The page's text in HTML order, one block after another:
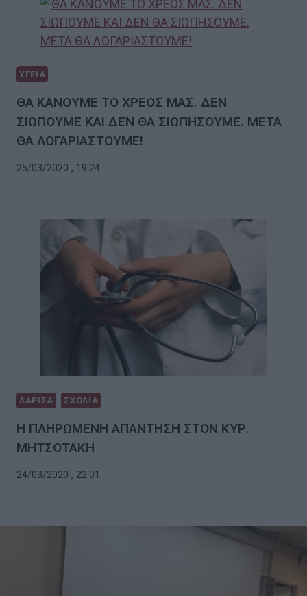
ΥΓΕΙΑ
ΘΑ ΚΑΝΟΥΜΕ ΤΟ ΧΡΕΟΣ ΜΑΣ. ΔΕΝ
ΣΙΩΠΟΥΜΕ ΚΑΙ ΔΕΝ ΘΑ ΣΙΩΠΗΣΟΥΜΕ. ΜΕΤΑ
ΘΑ ΛΟΓΑΡΙΑΣΤΟΥΜΕ!
25/03/2020 , 19:24
ΛΑΡΙΣΑ ΣΧΟΛΙΑ
Η ΠΛΗΡΩΜΕΝΗ ΑΠΑΝΤΗΣΗ ΣΤΟΝ ΚΥΡ.
ΜΗΤΣΟΤΑΚΗ
24/03/2020 , 22:01